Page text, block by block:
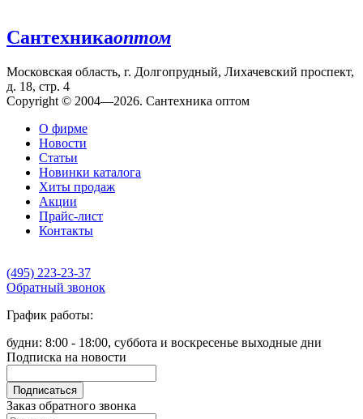
Сантехникаоптом
Московская область, г. Долгопрудный, Лихачевский проспект,
д. 18, стр. 4
Copyright © 2004—2026. Сантехника оптом
О фирме
Новости
Статьи
Новинки каталога
Хиты продаж
Акции
Прайс-лист
Контакты
(495) 223-23-37
Обратный звонок
График работы:
будни: 8:00 - 18:00, суббота и воскресенье выходные дни
Подписка на новости
Подписаться
Заказ обратного звонка